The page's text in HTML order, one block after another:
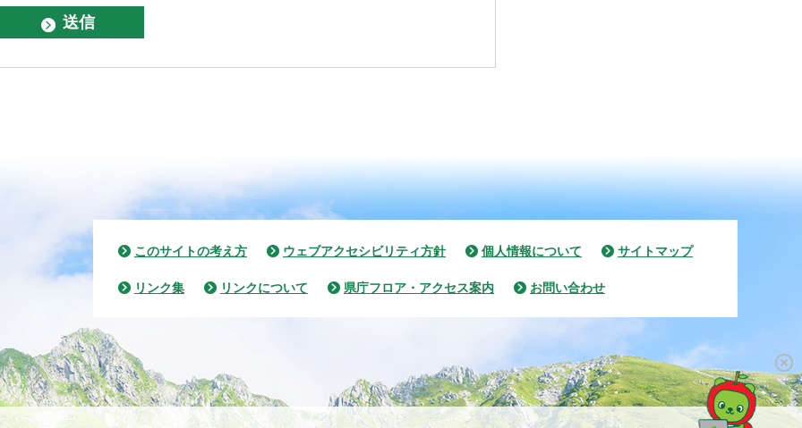
このサイトの考え方 ウェブアクセシビリティ方針 個人情報について サイトマップ
リンク集 リンクについて 県庁フロア・アクセス案内 お問い合わせ